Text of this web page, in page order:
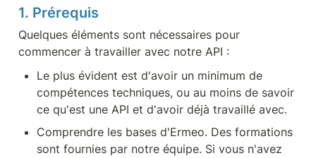
1. Prérequis
Quelques éléments sont nécessaires pour
commencer à travailler avec notre API :
Le plus évident est d'avoir un minimum de
compétences techniques, ou au moins de savoir
ce qu'est une API et d'avoir déjà travaillé avec.
Comprendre les bases d'Ermeo. Des formations
sont fournies par notre équipe. Si vous n'avez